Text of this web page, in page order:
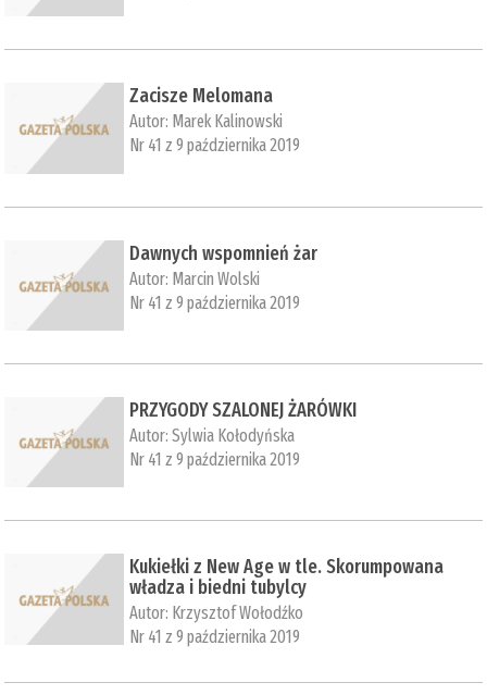
Zacisze Melomana
Autor: Marek Kalinowski
Nr 41 z 9 października 2019
Dawnych wspomnień żar
Autor: Marcin Wolski
Nr 41 z 9 października 2019
PRZYGODY SZALONEJ ŻARÓWKI
Autor:Sylwia Kołodyńska
Nr 41 z 9 października 2019
Kukiełki z New Age w tle. Skorumpowana
władza i biedni tubylcy
Autor: Krzysztof Wołodźko
Nr 41 z 9 października 2019